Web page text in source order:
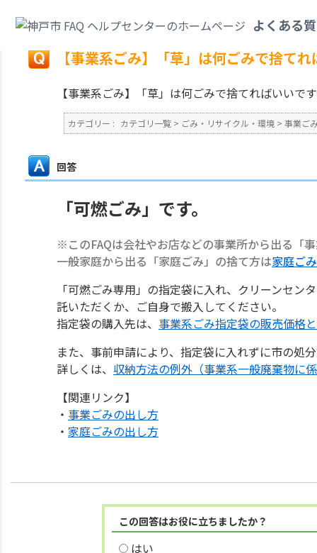
よくある
戻る
【事業系ごみ】「草」は何ごみで捨て
【事業系ごみ】「草」は何ごみで捨てればいいで
カテゴリー : カテゴリ一覧 > ごみ・リサイクル・環境 > 事業ご
回答
「可燃ごみ」です。
※このFAQは会社やお店などの事業所から出る「
一般家庭から出る「家庭ごみ」の捨て方は家庭ご
「可燃ごみ専用」の指定袋に入れ、クリーンセン
託いただくか、ご自身で搬入してください。
指定袋の購入先は、 事業系ごみ指定袋の販売価格
また、事前申請により、指定袋に入れずに市の処
詳しくは、 収納方法の例外（事業系一般廃棄物に
【関連リンク】
・ 事業ごみの出し方
・ 家庭ごみの出し方
この回答はお役に立ちましたか？
はい